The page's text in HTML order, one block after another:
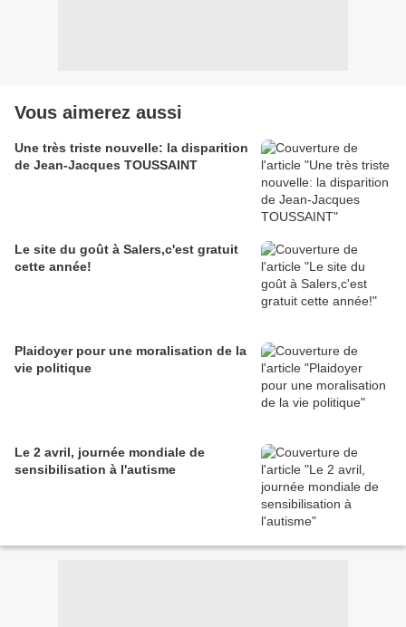
Vous aimerez aussi
Une très triste nouvelle: la disparition
de Jean-Jacques TOUSSAINT
Le site du goût à Salers,c'est gratuit
cette année!
Plaidoyer pour une moralisation de la
vie politique
Le 2 avril, journée mondiale de
sensibilisation à l'autisme